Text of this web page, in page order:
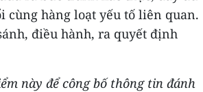
cùng hàng loạt yếu tố liên quan.
điều hành, ra quyết định
này để công bố thông tin đánh